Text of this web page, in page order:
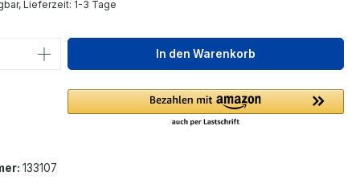
Lieferzeit: 1-3 Tage
Anzahl: Gib den gewünschten Wert
In den Warenkorb
133107